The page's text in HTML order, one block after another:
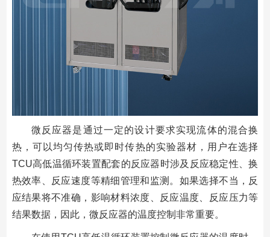
微反应器是通过一定的设计要求实现流体的混合换
热，可以均匀传热或即时传热的实验器材，用户在选择
TCU高低温循环装置配套的反应器时涉及反应稳定性、换
热效率、反应速度等精细管理和监测。如果选择不当，反
应结果将不准确，影响材料浓度、反应温度、反应压力等
结果数据，因此，微反应器的温度控制非常重要。